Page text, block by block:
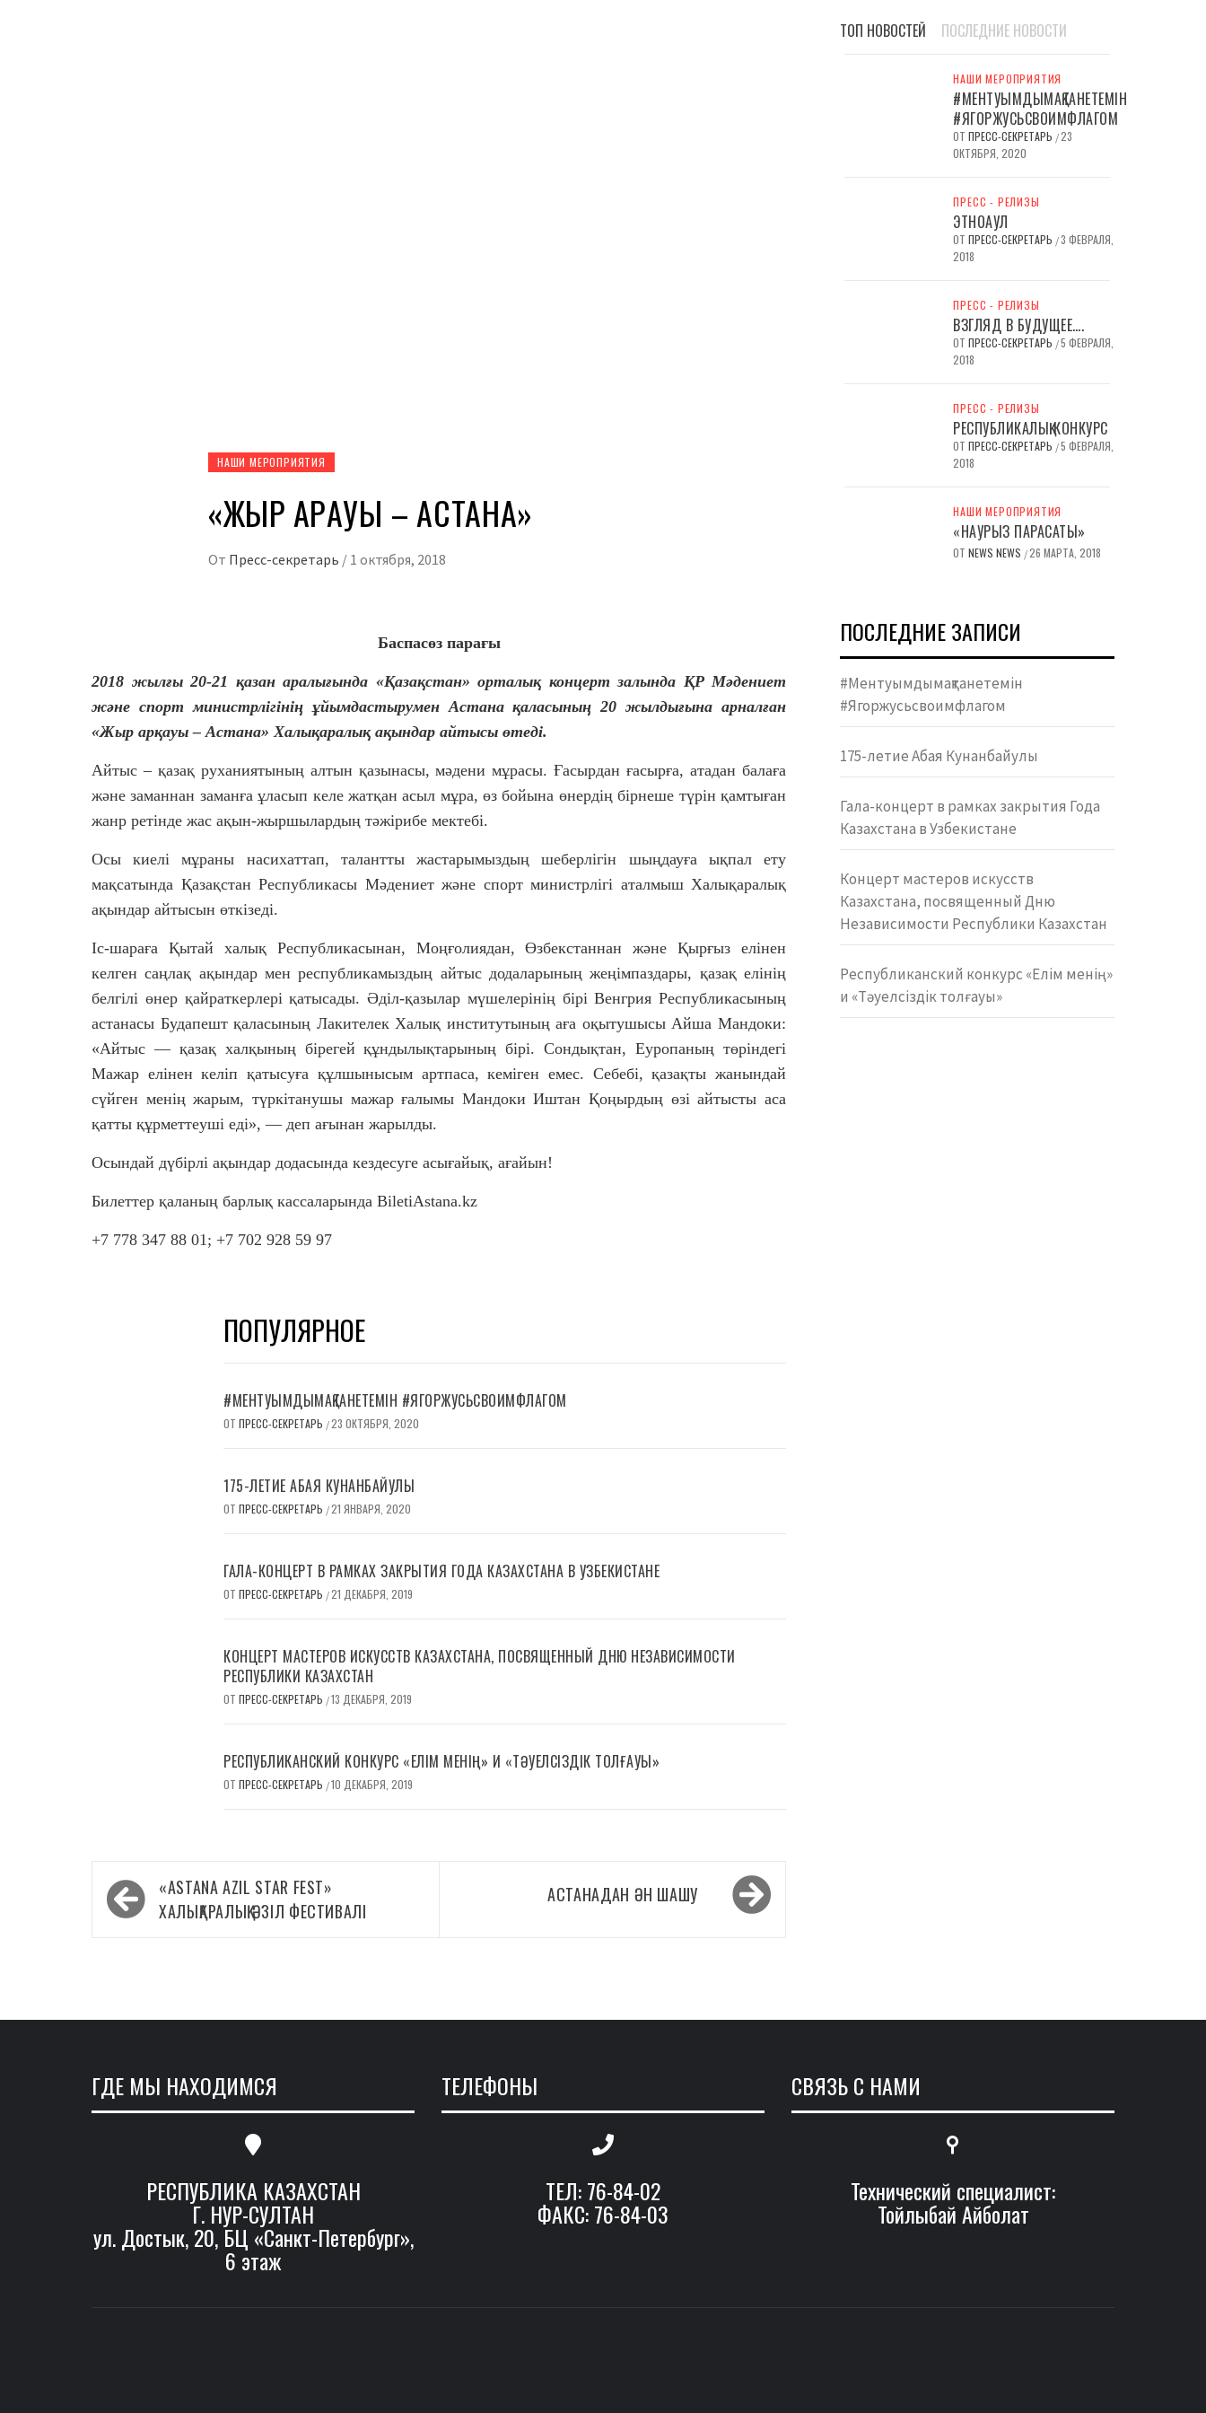
НАШИ МЕРОПРИЯТИЯ
«ЖЫР АРҚАУЫ – АСТАНА»
От Пресс-секретарь / 1 октября, 2018
Баспасөз парағы
2018 жылғы 20-21 қазан аралығында «Қазақстан» орталық концерт залында ҚР Мәдениет
және спорт министрлігінің ұйымдастырумен Астана қаласының 20 жылдығына арналған
«Жыр арқауы – Астана» Халықаралық ақындар айтысы өтеді.
Айтыс – қазақ руханиятының алтын қазынасы, мәдени мұрасы. Ғасырдан ғасырға, атадан балаға
және заманнан заманға ұласып келе жатқан асыл мұра, өз бойына өнердің бірнеше түрін қамтыған
жанр ретінде жас ақын-жыршылардың тәжірибе мектебі.
Осы киелі мұраны насихаттап, талантты жастарымыздың шеберлігін шыңдауға ықпал ету
мақсатында Қазақстан Республикасы Мәдениет және спорт министрлігі аталмыш Халықаралық
ақындар айтысын өткізеді.
Іс-шараға Қытай халық Республикасынан, Моңғолиядан, Өзбекстаннан және Қырғыз елінен
келген саңлақ ақындар мен республикамыздың айтыс додаларының жеңімпаздары, қазақ елінің
белгілі өнер қайраткерлері қатысады. Әділ-қазылар мүшелерінің бірі Венгрия Республикасының
астанасы Будапешт қаласының Лакителек Халық институтының аға оқытушысы Айша Мандоки:
«Айтыс — қазақ xалқының бірегей құндылықтарының бірі. Сондықтан, Еуропаның төріндегі
Мажар елінен келіп қатысуға құлшынысым артпаса, кеміген емес. Себебі, қазақты жанындай
сүйген менің жарым, түркітанушы мажар ғалымы Мандоки Иштан Қоңырдың өзі айтысты аса
қатты құрметтеуші еді», — деп ағынан жарылды.
Осындай дүбірлі ақындар додасында кездесуге асығайық, ағайын!
Билеттер қаланың барлық кассаларында BiletiAstana.kz
+7 778 347 88 01; +7 702 928 59 97
ПОПУЛЯРНОЕ
#МЕНТУЫМДЫМАҚТАНЕТЕМІН #ЯГОРЖУСЬСВОИМФЛАГОМ
ОТ ПРЕСС-СЕКРЕТАРЬ /23 ОКТЯБРЯ, 2020
175-ЛЕТИЕ АБАЯ КУНАНБАЙУЛЫ
ОТ ПРЕСС-СЕКРЕТАРЬ /21 ЯНВАРЯ, 2020
ГАЛА-КОНЦЕРТ В РАМКАХ ЗАКРЫТИЯ ГОДА КАЗАХСТАНА В УЗБЕКИСТАНЕ
ОТ ПРЕСС-СЕКРЕТАРЬ /21 ДЕКАБРЯ, 2019
КОНЦЕРТ МАСТЕРОВ ИСКУССТВ КАЗАХСТАНА, ПОСВЯЩЕННЫЙ ДНЮ НЕЗАВИСИМОСТИ
РЕСПУБЛИКИ КАЗАХСТАН
ОТ ПРЕСС-СЕКРЕТАРЬ /13 ДЕКАБРЯ, 2019
РЕСПУБЛИКАНСКИЙ КОНКУРС «ЕЛІМ МЕНІҢ» И «ТӘУЕЛСІЗДІК ТОЛҒАУЫ»
ОТ ПРЕСС-СЕКРЕТАРЬ /10 ДЕКАБРЯ, 2019
Навигация
по
«ASTANA AZIL STAR FEST»
ХАЛЫҚАРАЛЫҚ ӘЗІЛ ФЕСТИВАЛІ
АСТАНАДАН ӘН ШАШУ
ТОП НОВОСТЕЙ ПОСЛЕДНИЕ НОВОСТИ
НАШИ МЕРОПРИЯТИЯ
#МЕНТУЫМДЫМАҚТАНЕТЕМІН
#ЯГОРЖУСЬСВОИМФЛАГОМ
ОТ ПРЕСС-СЕКРЕТАРЬ /23
ОКТЯБРЯ, 2020
ПРЕСС - РЕЛИЗЫ
ЭТНОАУЛ
ОТ ПРЕСС-СЕКРЕТАРЬ /3 ФЕВРАЛЯ,
2018
ПРЕСС - РЕЛИЗЫ
ВЗГЛЯД В БУДУЩЕЕ….
ОТ ПРЕСС-СЕКРЕТАРЬ /5 ФЕВРАЛЯ,
2018
ПРЕСС - РЕЛИЗЫ
РЕСПУБЛИКАЛЫҚ КОНКУРС
ОТ ПРЕСС-СЕКРЕТАРЬ /5 ФЕВРАЛЯ,
2018
НАШИ МЕРОПРИЯТИЯ
«НАУРЫЗ ПАРАСАТЫ»
ОТ NEWS NEWS /26 МАРТА, 2018
ПОСЛЕДНИЕ ЗАПИСИ
#Ментуымдымақтанетемін
#Ягоржусьсвоимфлагом
175-летие Абая Кунанбайулы
Гала-концерт в рамках закрытия Года
Казахстана в Узбекистане
Концерт мастеров искусств
Казахстана, посвященный Дню
Независимости Республики Казахстан
Республиканский конкурс «Елім менің»
и «Тәуелсіздік толғауы»
ГДЕ МЫ НАХОДИМСЯ
РЕСПУБЛИКА КАЗАХСТАН
Г. НУР-СУЛТАН
ул. Достык, 20, БЦ «Санкт-Петербург»,
6 этаж
ТЕЛЕФОНЫ
ТЕЛ: 76-84-02
ФАКС: 76-84-03
СВЯЗЬ С НАМИ
Технический специалист:
Тойлыбай Айболат